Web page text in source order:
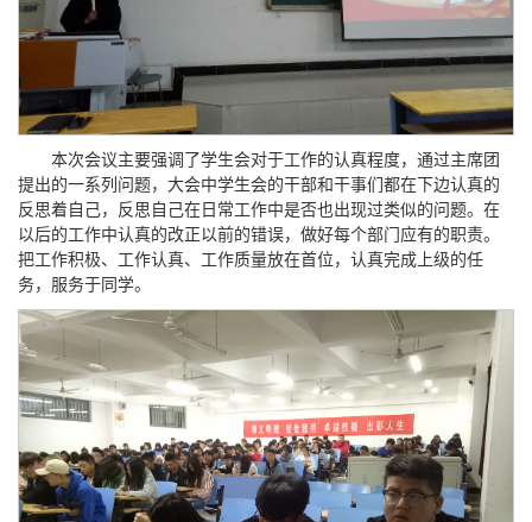
本次会议主要强调了学生会对于工作的认真程度，通过主席团
提出的一系列问题，大会中学生会的干部和干事们都在下边认真的
反思着自己，反思自己在日常工作中是否也出现过类似的问题。在
以后的工作中认真的改正以前的错误，做好每个部门应有的职责。
把工作积极、工作认真、工作质量放在首位，认真完成上级的任
务，服务于同学。